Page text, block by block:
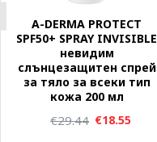
A-DERMA PROTECT
SPF50+ SPRAY INVISIBLE
невидим
слънцезащитен спрей
за тяло за всеки тип
кожа 200 мл
€18.55
€29.44